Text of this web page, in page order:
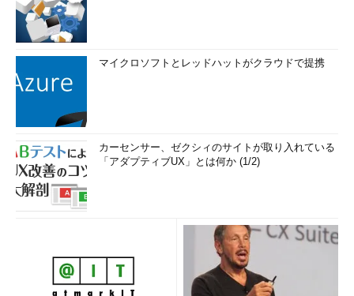
マイクロソフトとレッドハットがクラウドで提携
カーセンサー、ゼクシィのサイトが取り入れている
「アダプティブUX」とは何か (1/2)